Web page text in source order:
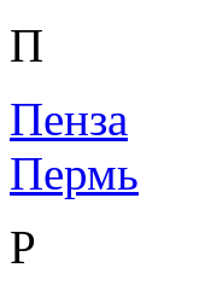
П
Пенза
Пермь
Р